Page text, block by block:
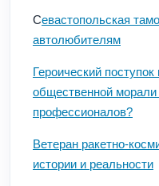
Севастопольская
автолюбителям
Героический
общественной
профессионалов?
Ветеран ракетно-
истории и реальности